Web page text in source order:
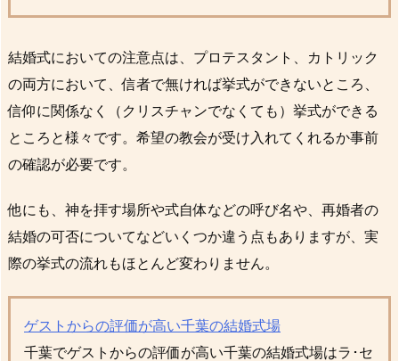
結婚式においての注意点は、プロテスタント、カトリック
の両方において、信者で無ければ挙式ができないところ、
信仰に関係なく（クリスチャンでなくても）挙式ができる
ところと様々です。希望の教会が受け入れてくれるか事前
の確認が必要です。
他にも、神を拝す場所や式自体などの呼び名や、再婚者の
結婚の可否についてなどいくつか違う点もありますが、実
際の挙式の流れもほとんど変わりません。
ゲストからの評価が高い千葉の結婚式場
千葉でゲストからの評価が高い千葉の結婚式場はラ･セ